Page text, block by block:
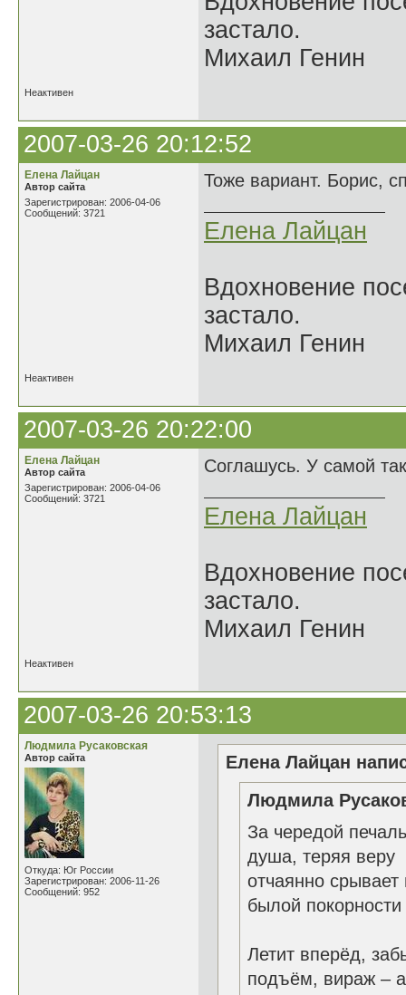
застало.
Михаил Генин
Неактивен
2007-03-26 20:12:52
Елена Лайцан
Автор сайта
Зарегистрирован: 2006-04-06
Сообщений: 3721
Тоже вариант. Борис,
Елена Лайцан
Вдохновение
застало.
Михаил Генин
Неактивен
2007-03-26 20:22:00
Елена Лайцан
Автор сайта
Зарегистрирован: 2006-04-06
Сообщений: 3721
Соглашусь. У самой
Елена Лайцан
Вдохновение
застало.
Михаил Генин
Неактивен
2007-03-26 20:53:13
Людмила Русаковская
Автор сайта
Откуда: Юг России
Зарегистрирован: 2006-11-26
Сообщений: 952
Елена Лайцан
Людмила
За чередой
душа, теряя веру
отчаянно срывает
былой
Летит вперёд,
подъём, вираж –